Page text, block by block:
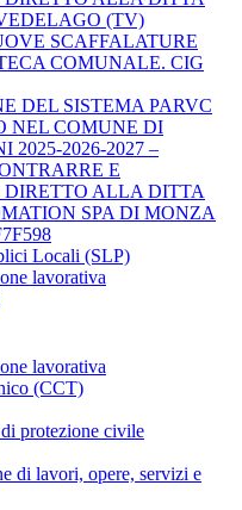
(TV)
SCAFFALATURE
COMUNALE. CIG
DEL SISTEMA PARVC
NEL COMUNE DI
2025-2026-2027 –
E
ALLA DITTA
SPA DI MONZA
Locali (SLP)
lavorativa
lavorativa
(CCT)
protezione civile
di lavori, opere, servizi e